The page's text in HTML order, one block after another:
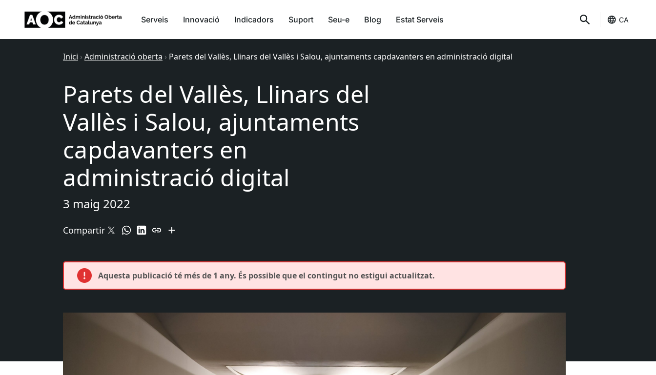
Serveis Innovació Indicadors Suport Seu-e Blog Estat Serveis CA
Inici › Administració oberta › Parets del Vallès, Llinars del Vallès i Salou, ajuntaments capdavanters en administració digital
Parets del Vallès, Llinars del
Vallès i Salou, ajuntaments
capdavanters en
administració digital
3 maig 2022
Compartir
Aquesta publicació té més de 1 any. És possible que el contingut no estigui actualitzat.